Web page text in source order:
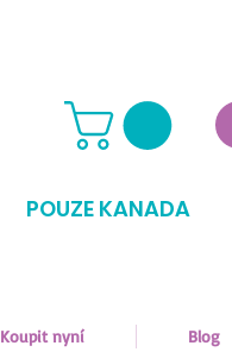
POUZE KANADA
Koupit nyní Blog